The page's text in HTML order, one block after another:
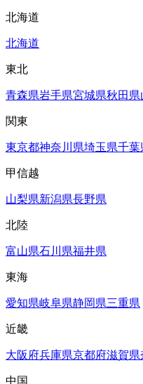
北海道
北海道
東北
青森県岩手県宮城県秋田県
関東
東京都神奈川県埼玉県千葉
甲信越
山梨県新潟県長野県
北陸
富山県石川県福井県
東海
愛知県岐阜県静岡県三重県
近畿
大阪府兵庫県京都府滋賀県
中国